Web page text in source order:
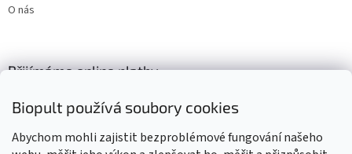
Biopult používá soubory cookies
Abychom mohli zajistit bezproblémové fungování našeho
O nás
Přijímáme online platby